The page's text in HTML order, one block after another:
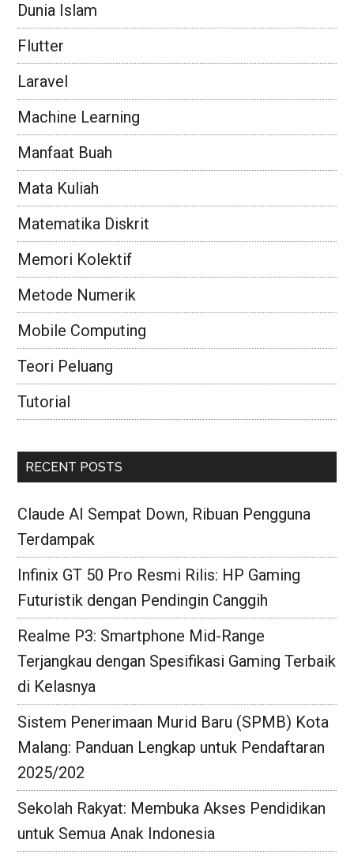
Dunia Islam
Flutter
Laravel
Machine Learning
Manfaat Buah
Mata Kuliah
Matematika Diskrit
Memori Kolektif
Metode Numerik
Mobile Computing
Teori Peluang
Tutorial
RECENT POSTS
Claude AI Sempat Down, Ribuan Pengguna
Terdampak
Infinix GT 50 Pro Resmi Rilis: HP Gaming
Futuristik dengan Pendingin Canggih
Realme P3: Smartphone Mid-Range
Terjangkau dengan Spesifikasi Gaming Terbaik
di Kelasnya
Sistem Penerimaan Murid Baru (SPMB) Kota
Malang: Panduan Lengkap untuk Pendaftaran
2025/202
Sekolah Rakyat: Membuka Akses Pendidikan
untuk Semua Anak Indonesia